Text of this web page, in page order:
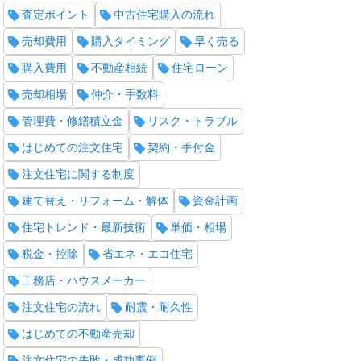
査定ポイント 中古住宅購入の流れ
売却費用 購入タイミング 早く売る
購入費用 不動産相続 住宅ローン
売却相場 仲介・手数料
管理費・修繕積立金 リスク・トラブル
はじめての注文住宅 契約・手付金
注文住宅に関する制度
建て替え・リフォーム・解体 資金計画
住宅トレンド・最新技術 単価・相場
税金・控除 省エネ・エコ住宅
工務店・ハウスメーカー
注文住宅の流れ 耐震・耐久性
はじめての不動産売却